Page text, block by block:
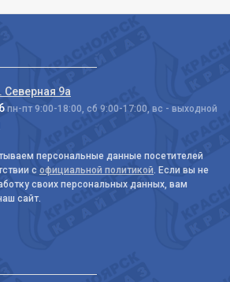
Северная 9а
пн-пт 9:00-18:00, сб 9:00-17:00, вс - выходной
персональные данные посетителей
с официальной политикой. Если вы не
своих персональных данных, вам
сайт.